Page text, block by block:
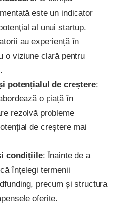
este un indicator
al unui startup.
au experiență în
o viziune clară pentru
potențialul de creștere:
o piață în
rezolvă probleme
de creștere mai
condițiile: Înainte de a
înțelegi termenii
precum și structura
oferite.